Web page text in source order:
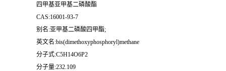
四甲基亚甲基二磷酸酯
CAS:16001-93-7
别名:亚甲基二磷酸四甲酯;
英文名:bis(dimethoxyphosphoryl)methane
分子式:C5H14O6P2
分子量:232.109